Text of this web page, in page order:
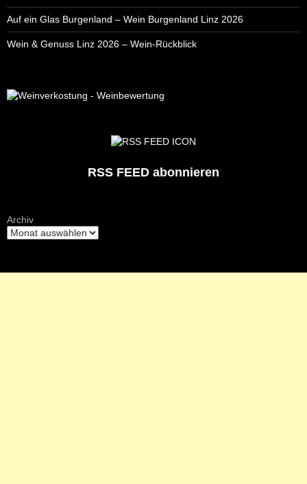
Auf ein Glas Burgenland – Wein Burgenland Linz 2026
Wein & Genuss Linz 2026 – Wein-Rückblick
RSS FEED abonnieren
Archiv